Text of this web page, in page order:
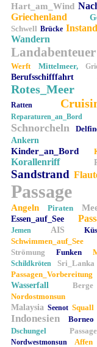
Hart_am_Wind
Griechenland
Schwell Brücke
Wandern
Landabenteuer
Werft
Mittelmeer,
Berufsschifffahrt
Rotes_Meer
Ratten
Reparaturen_an_Bord
Schnorcheln
Ankern
Kinder_an_Bord
Korallenriff
Sandstrand
Passage
Angeln Piraten
Essen_auf_See
Jemen AIS
Schwimmen_auf_See
Strömung Funken
Schildkröten Sri_Lanka
Passagen_Vorbereitung
Wasserfall
Berge
Nordostmonsun
Malaysia Seenot Squall
Indonesien Borneo
Dschungel
Nordwestmonsun Affen